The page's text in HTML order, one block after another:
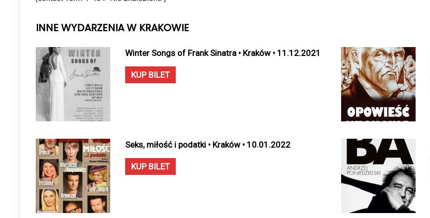
INNE WYDARZENIA W KRAKOWIE
Winter Songs of Frank Sinatra • Kraków • 11.12.2021
KUP BILET
Seks, miłość i podatki • Kraków • 10.01.2022
KUP BILET